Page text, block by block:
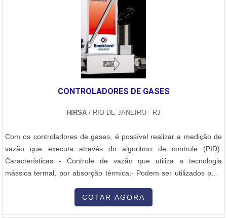
CONTROLADORES DE GASES
HIRSA / RIO DE JANEIRO - RJ
Com os controladores de gases, é possível realizar a medição de
vazão que executa através do algoritmo de controle (PID).
Características - Controle de vazão que utiliza a tecnologia
mássica termal, por absorção térmica,- Podem ser utilizados para
vaporização,- Trabalha com os mais variados tipos de gases e
COTAR AGORA